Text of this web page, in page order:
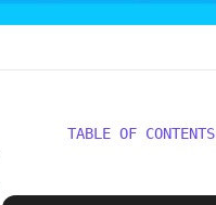
TABLE OF CONTENTS